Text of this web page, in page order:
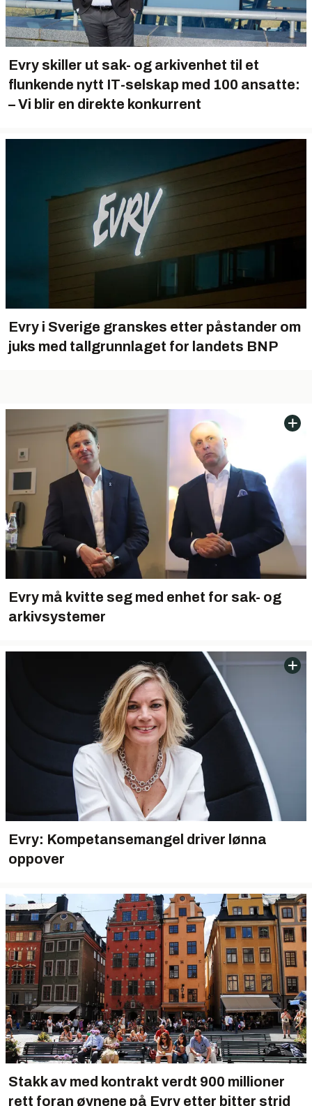
Evry skiller ut sak- og arkivenhet til et
flunkende nytt IT-selskap med 100 ansatte:
– Vi blir en direkte konkurrent
Evry i Sverige granskes etter påstander om
juks med tallgrunnlaget for landets BNP
Evry må kvitte seg med enhet for sak- og
arkivsystemer
Evry: Kompetansemangel driver lønna
oppover
Stakk av med kontrakt verdt 900 millioner
rett foran øynene på Evry etter bitter strid